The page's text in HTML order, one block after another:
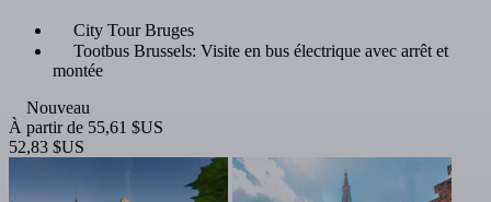
City Tour Bruges
Tootbus Brussels: Visite en bus électrique avec arrêt et
montée
Nouveau
À partir de 55,61 $US
52,83 $US